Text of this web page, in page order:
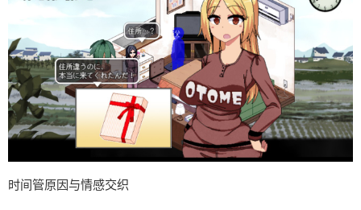
时间管原因与情感交织